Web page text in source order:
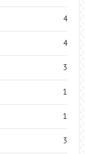
4
4
3
1
1
3